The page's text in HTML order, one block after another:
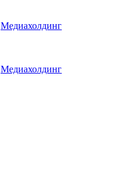
Медиахолдинг
Медиахолдинг